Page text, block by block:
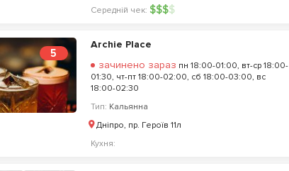
Середній чек: $$$$
5
Archie Place
зачинено зараз пн 18:00-01:00, вт-ср 18:00-
01:30, чт-пт 18:00-02:00, сб 18:00-03:00, вс
18:00-02:30
Тип: Кальянна
Дніпро, пр. Героїв 11л
Кухня: